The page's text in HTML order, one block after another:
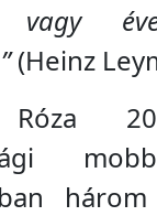
vagy
(Heinz